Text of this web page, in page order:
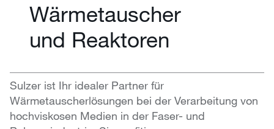
Wärmetauscher
und Reaktoren
Sulzer ist Ihr idealer Partner für
Wärmetauscherlösungen bei der Verarbeitung von
hochviskosen Medien in der Faser- und